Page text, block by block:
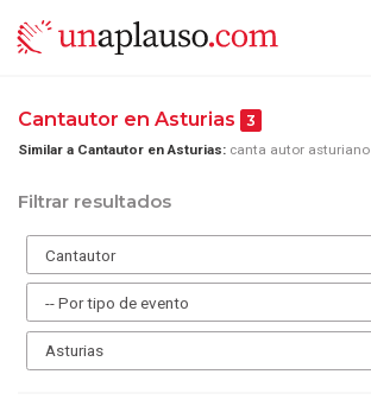
Cantautor en Asturias 3
Similar a Cantautor en Asturias: canta autor asturiano
Filtrar resultados